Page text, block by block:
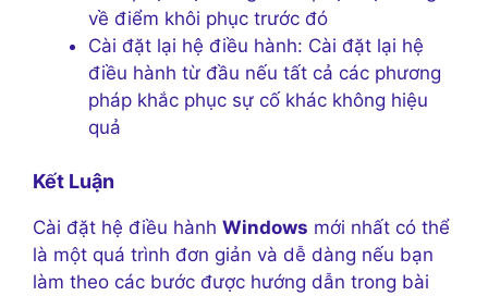
về điểm khôi phục trước đó
Cài đặt lại hệ điều hành: Cài đặt lại hệ
điều hành từ đầu nếu tất cả các phương
pháp khắc phục sự cố khác không hiệu
quả
Kết Luận
Cài đặt hệ điều hành Windows mới nhất có thể
là một quá trình đơn giản và dễ dàng nếu bạn
làm theo các bước được hướng dẫn trong bài